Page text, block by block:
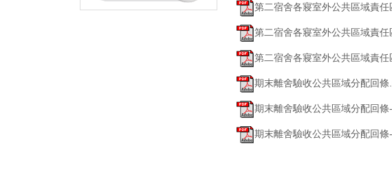
第二宿舍各寢室外公共區域責任
第二宿舍各寢室外公共區域責
第二宿舍各寢室外公共區域責
期末離舍驗收公共區域分配回條
期末離舍驗收公共區域分配回
期末離舍驗收公共區域分配回